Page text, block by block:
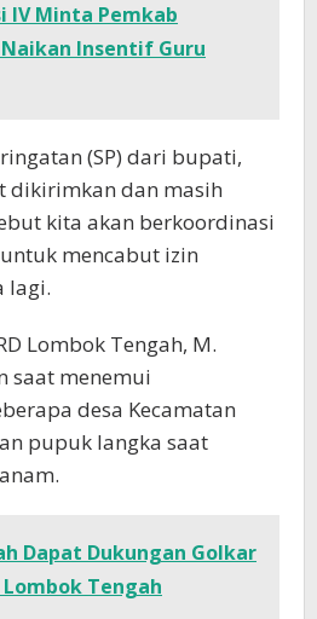
IV Minta Pemkab
Insentif Guru
(SP) dari bupati,
dikirimkan dan masih
kita akan berkoordinasi
mencabut izin
lagi.
Lombok Tengah, M.
saat menemui
desa Kecamatan
pupuk langka saat
Dapat Dukungan Golkar
Tengah